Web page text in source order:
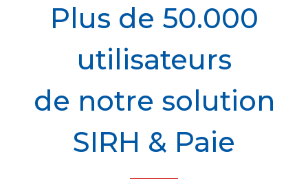
Plus de 50.000
utilisateurs
de notre solution
SIRH & Paie